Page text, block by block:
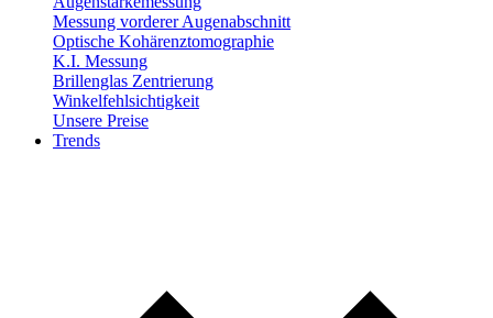
Messung vorderer Augenabschnitt
Optische Kohärenztomographie
K.I. Messung
Brillenglas Zentrierung
Winkelfehlsichtigkeit
Unsere Preise
Trends